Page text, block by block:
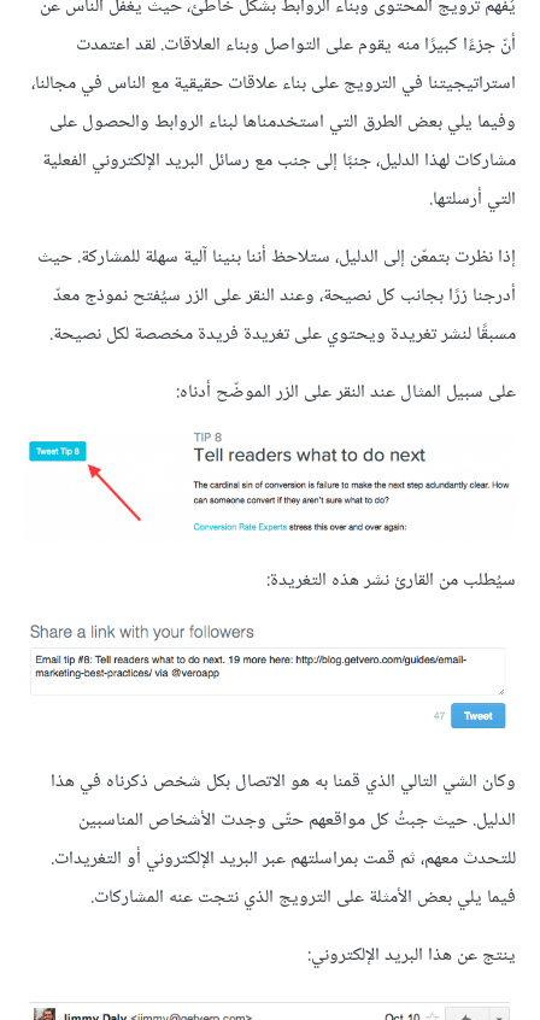
أنّ جزءًا كبيرًا منه يقوم على التواصل وبناء العلاقات. لقد اعتمدت
استراتيجيتنا في الترويج على بناء علاقات حقيقية مع الناس في مجالنا،
وفيما يلي بعض الطرق التي استخدمناها لبناء الروابط والحصول على
مشاركات لهذا الدليل، جنبًا إلى جنب مع رسائل البريد الإلكتروني الفعلية
التي أرسلتها.
إذا نظرت بتمعّن إلى الدليل، ستلاحظ أننا بنينا آلية سهلة للمشاركة. حيث
أدرجنا زرًا بجانب كل نصيحة، وعند النقر على الزر سيُفتح نموذج معدّ
مسبقًا لنشر تغريدة ويحتوي على تغريدة فريدة مخصصة لكل نصيحة.
على سبيل المثال عند النقر على الزر الموضّح أدناه:
سيُطلب من القارئ نشر هذه التغريدة:
وكان الشي التالي الذي قمنا به هو الاتصال بكل شخص ذكرناه في هذا
الدليل. حيث جبتُ كل مواقعهم حتّى وجدت الأشخاص المناسبين
للتحدث معهم، ثم قمت بمراسلتهم عبر البريد الإلكتروني أو التغريدات.
فيما يلي بعض الأمثلة على الترويج الذي نتجت عنه المشاركات.
ينتج عن هذا البريد الإلكتروني: